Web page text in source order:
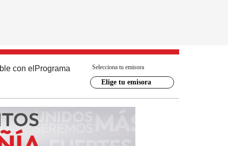
con el Programa Selecciona tu emisora
Elige tu emisora